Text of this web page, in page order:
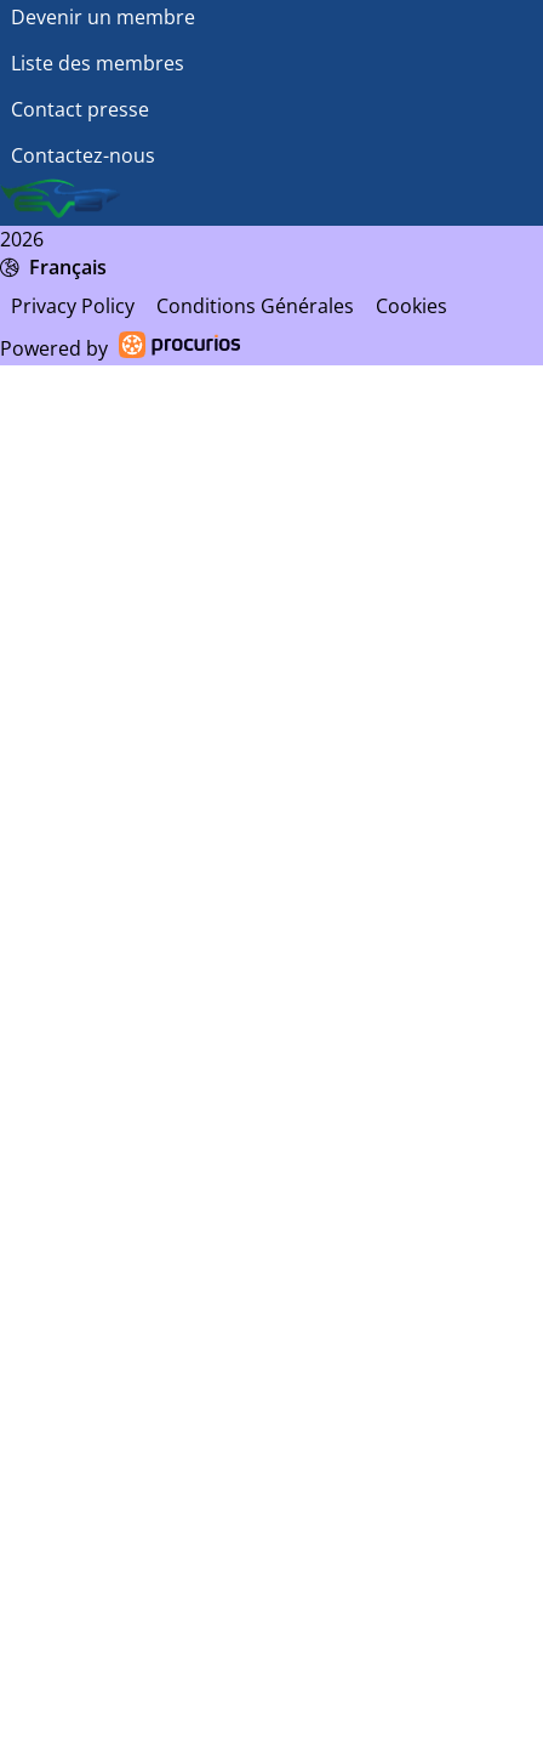
Devenir un membre
Liste des membres
Contact presse
Contactez-nous
2026
Français
Privacy Policy
Conditions Générales
Cookies
Powered by